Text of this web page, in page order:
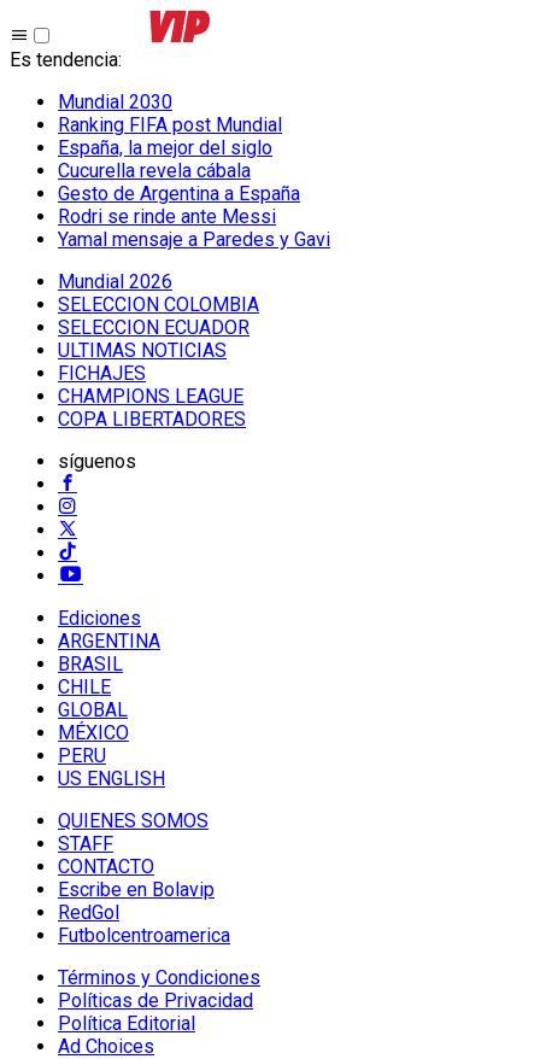
Es tendencia:
Mundial 2030
Ranking FIFA post Mundial
España, la mejor del siglo
Cucurella revela cábala
Gesto de Argentina a España
Rodri se rinde ante Messi
Yamal mensaje a Paredes y Gavi
Mundial 2026
SELECCION COLOMBIA
SELECCION ECUADOR
ULTIMAS NOTICIAS
FICHAJES
CHAMPIONS LEAGUE
COPA LIBERTADORES
síguenos
Ediciones
ARGENTINA
BRASIL
CHILE
GLOBAL
MÉXICO
PERU
US ENGLISH
QUIENES SOMOS
STAFF
CONTACTO
Escribe en Bolavip
RedGol
Futbolcentroamerica
Términos y Condiciones
Políticas de Privacidad
Política Editorial
Ad Choices